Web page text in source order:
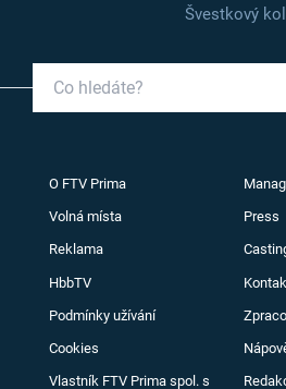
Švestkový
O FTV Prima
Volná místa Press
Reklama
HbbTV
Podmínky užívání
Cookies
Vlastník FTV Prima spol. s